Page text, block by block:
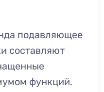
подавляющее
составляют
функций.